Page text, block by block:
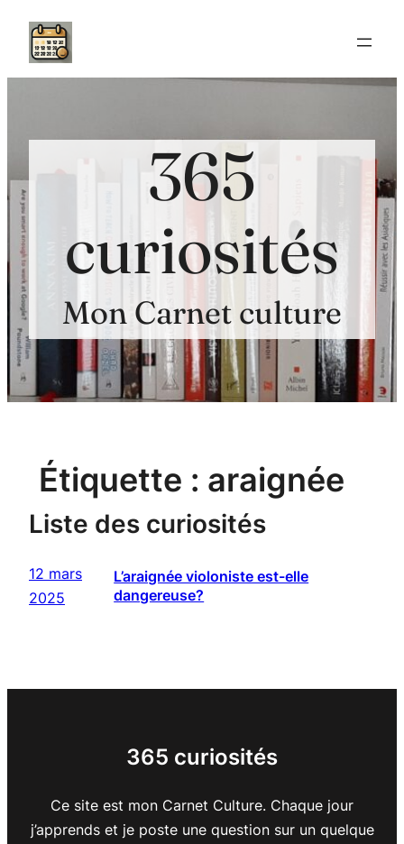
Aller
contenu
365
curiosités
Mon Carnet culture
Étiquette : araignée
Liste des curiosités
12 mars
2025
L’araignée violoniste est-elle
dangereuse?
365 curiosités
Ce site est mon Carnet Culture. Chaque jour
j’apprends et je poste une question sur un quelque